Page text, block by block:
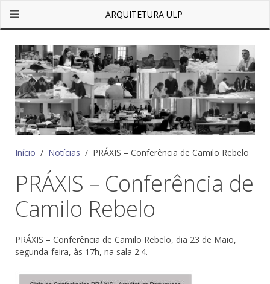
ARQUITETURA ULP
Início Notícias PRÁXIS – Conferência de Camilo Rebelo
PRÁXIS – Conferência de
Camilo Rebelo
PRÁXIS – Conferência de Camilo Rebelo, dia 23 de Maio,
segunda-feira, às 17h, na sala 2.4.